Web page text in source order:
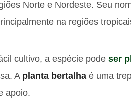
Norte e Nordeste. Seu
na regiões
cultivo, a espécie pode ser
A planta bertalha é uma
apoio.